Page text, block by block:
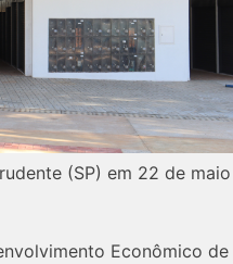
(SP) em 22 de maio
Econômico de